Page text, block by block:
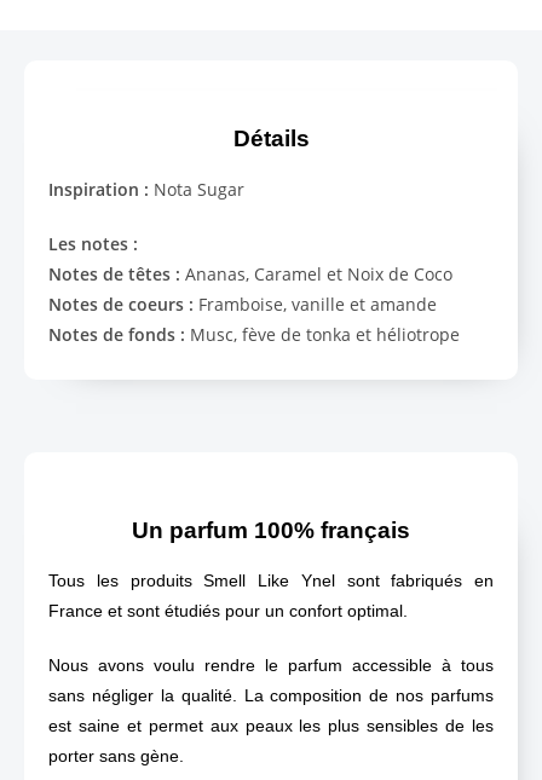
Détails
Inspiration : Nota Sugar
Les notes :
Notes de têtes : Ananas, Caramel et Noix de Coco
Notes de coeurs : Framboise, vanille et amande
Notes de fonds : Musc, fève de tonka et héliotrope
Un parfum 100% français
Tous les produits Smell Like Ynel sont fabriqués en
France et sont étudiés pour un confort optimal.
Nous avons voulu rendre le parfum accessible à tous
sans négliger la qualité. La composition de nos parfums
est saine et permet aux peaux les plus sensibles de les
porter sans gène.